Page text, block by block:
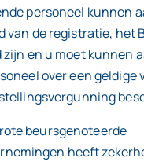
personeel kunnen
van de registratie, het
zijn en u moet kunnen
over een geldige
beursgenoteerde
heeft